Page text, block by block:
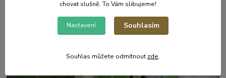
Zahradní postřikovače - skvělý pomocník na zahradu.
chovat slušně. To Vám slibujeme!
Nastavení Souhlasím
Souhlas můžete odmítnout zde.